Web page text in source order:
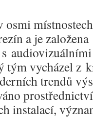
osmi
a je
tým vycházel z
trendů
instalací,